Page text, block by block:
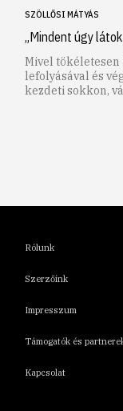
SZÖLLŐSI MÁTYÁS
„Mindent úgy
Mivel tökéletesen
lefolyásával és
kezdeti sokkon,
Rólunk
Szerzőink
Impresszum
Támogatók és
Kapcsolat